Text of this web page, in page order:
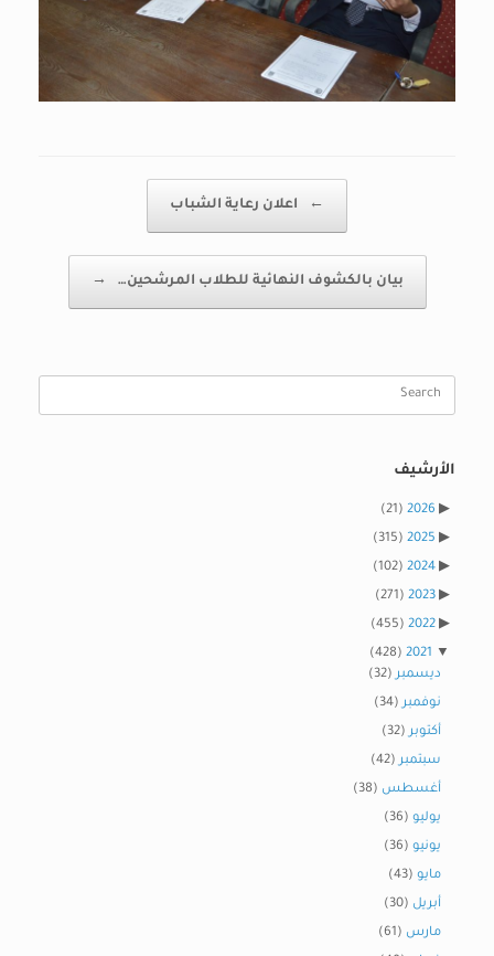
← اعلان رعاية الشباب
بيان بالكشوف النهائية للطلاب المرشحين… →
Search
الأرشيف
2026
(21)
2025
(315)
2024
(102)
2023
(271)
2022
(455)
2021
(428)
ديسمبر(32)
نوفمبر(34)
أكتوبر(32)
سبتمبر(42)
أغسطس (38)
يوليو (36)
يونيو (36)
مايو (43)
أبريل (30)
مارس (61)